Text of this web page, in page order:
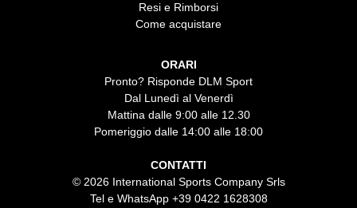
Resi e Rimborsi
Come acquistare
ORARI
Pronto? Risponde DLM Sport
Dal Lunedì al Venerdì
Mattina dalle 9:00 alle 12.30
Pomeriggio dalle 14:00 alle 18:00
CONTATTI
© 2026 International Sports Company Srls
Tel e WhatsApp +39 0422 1628308